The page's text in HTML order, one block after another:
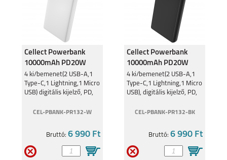
Cellect Powerbank
10000mAh PD20W
Fehér PR132
10000mAh
4 ki/bemenet(2 USB-A,1
Type-C,1 Lightning,1 Micro
USB) digitális kijelző, PD,
CEL-PBANK-PR132-W
Bruttó: 6 990 Ft
Cellect Powerbank
10000mAh PD20W
Fekete PR132
10000mAh
4 ki/bemenet(2 USB-A,1
Type-C,1 Lightning,1 Micro
USB), digitális kijelző, PD,
CEL-PBANK-PR132-BK
Bruttó:6 990 Ft